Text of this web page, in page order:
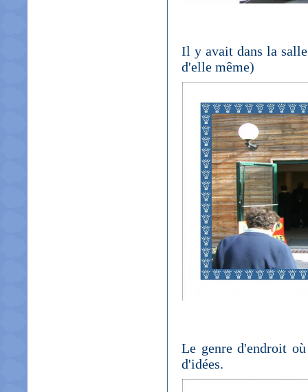
Il y avait dans la
d'elle même)
Le genre d'endroit
d'idées.